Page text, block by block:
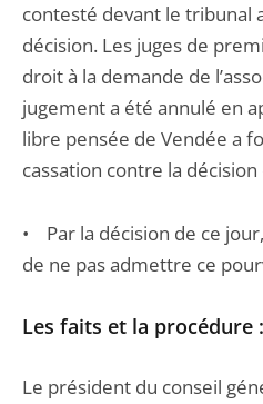
contesté devant le tribunal
décision. Les juges de
droit à la demande de
jugement a été annulé en
libre pensée de Vendée a
cassation contre la décision
• Par la décision de ce
de ne pas admettre ce
Les faits et la procédure :
Le président du conseil